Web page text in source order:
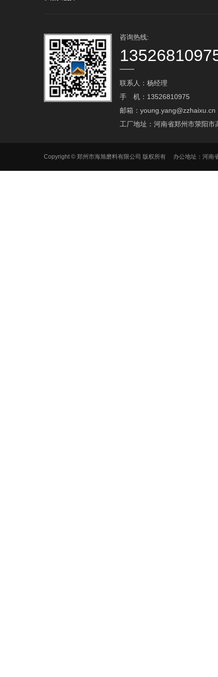
咨询热线:
联系人：杨经理
手 机：13526810975
邮箱：young.yang@zzhaixu.cn
工厂地址：河南省郑州市荥阳市
Copyright © 郑州市海旭磨料有限公司 版权所有 办公地址：河